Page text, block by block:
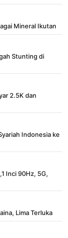
Mineral Ikutan
Stunting di
2.5K dan
Indonesia ke
Inci 90Hz, 5G,
Lima Terluka